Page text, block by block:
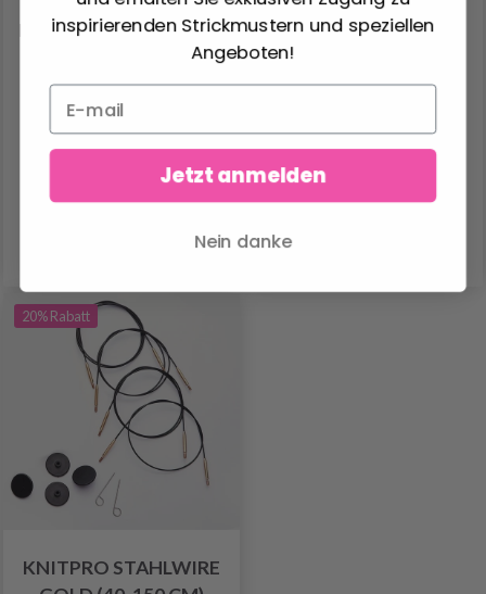
KNITPRO WIRE BRAUN
2.35 €2.95 €
Angebot bis 08/09/2026
Alle Optionen ansehen
KNITPRO STAHLWIRE
SILBER (40-150 CM)
2.80 €3.50 €
Angebot bis 08/09/2026
Alle Optionen ansehen
20% Rabatt
KNITPRO STAHLWIRE
inspirierenden Strickmustern und speziellen
Angeboten!
Jetzt anmelden
Nein danke